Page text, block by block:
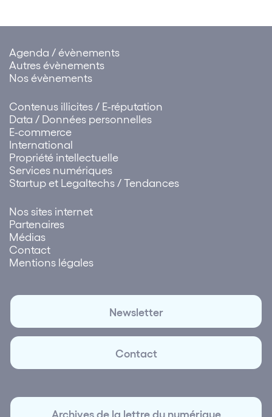
Agenda / évènements
Autres évènements
Nos évènements
Contenus illicites / E-réputation
Data / Données personnelles
E-commerce
International
Propriété intellectuelle
Services numériques
Startup et Legaltechs / Tendances
Nos sites internet
Partenaires
Médias
Contact
Mentions légales
Newsletter
Contact
Archives de la lettre du numérique